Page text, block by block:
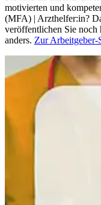
motivierten und
(MFA) | Arzthelfer:in?
veröffentlichen Sie noch
anders. Zur Arbeitgeber-